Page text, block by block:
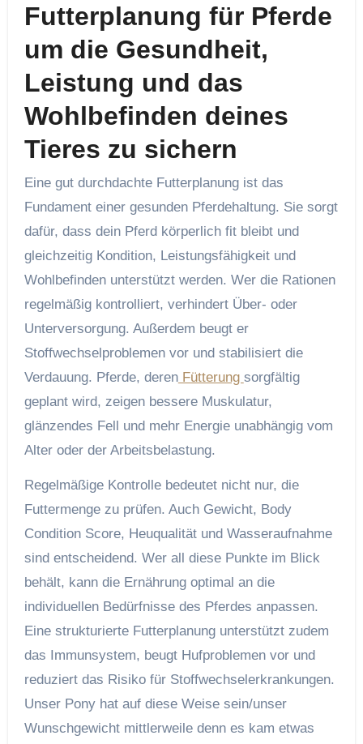
Futterplanung für Pferde
um die Gesundheit,
Leistung und das
Wohlbefinden deines
Tieres zu sichern
Eine gut durchdachte Futterplanung ist das
Fundament einer gesunden Pferdehaltung. Sie sorgt
dafür, dass dein Pferd körperlich fit bleibt und
gleichzeitig Kondition, Leistungsfähigkeit und
Wohlbefinden unterstützt werden. Wer die Rationen
regelmäßig kontrolliert, verhindert Über- oder
Unterversorgung. Außerdem beugt er
Stoffwechselproblemen vor und stabilisiert die
Verdauung. Pferde, derenFütterung sorgfältig
geplant wird, zeigen bessere Muskulatur,
glänzendes Fell und mehr Energie unabhängig vom
Alter oder der Arbeitsbelastung.
Regelmäßige Kontrolle bedeutet nicht nur, die
Futtermenge zu prüfen. Auch Gewicht, Body
Condition Score, Heuqualität und Wasseraufnahme
sind entscheidend. Wer all diese Punkte im Blick
behält, kann die Ernährung optimal an die
individuellen Bedürfnisse des Pferdes anpassen.
Eine strukturierte Futterplanung unterstützt zudem
das Immunsystem, beugt Hufproblemen vor und
reduziert das Risiko für Stoffwechselerkrankungen.
Unser Pony hat auf diese Weise sein/unser
Wunschgewicht mittlerweile denn es kam etwas